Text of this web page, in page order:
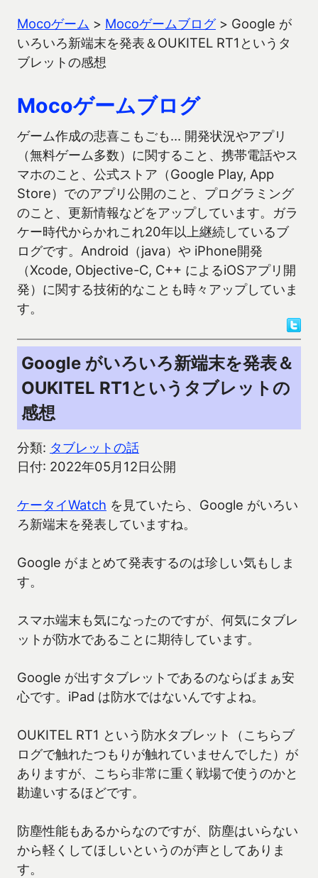
Mocoゲーム > Mocoゲームブログ> Google が
いろいろ新端末を発表＆OUKITEL RT1というタ
ブレットの感想
Mocoゲームブログ
ゲーム作成の悲喜こもごも… 開発状況やアプリ
（無料ゲーム多数）に関すること、携帯電話やス
マホのこと、公式ストア（Google Play, App
Store）でのアプリ公開のこと、プログラミング
のこと、更新情報などをアップしています。ガラ
ケー時代からかれこれ20年以上継続しているブ
ログです。Android（java）や iPhone開発
（Xcode, Objective-C, C++ によるiOSアプリ開
発）に関する技術的なことも時々アップしていま
す。
Google がいろいろ新端末を発表＆
OUKITEL RT1というタブレットの
感想
分類: タブレットの話
日付: 2022年05月12日公開
ケータイWatch を見ていたら、Google がいろい
ろ新端末を発表していますね。
Google がまとめて発表するのは珍しい気もしま
す。
スマホ端末も気になったのですが、何気にタブレ
ットが防水であることに期待しています。
Google が出すタブレットであるのならばまぁ安
心です。iPad は防水ではないんですよね。
OUKITEL RT1 という防水タブレット（こちらブ
ログで触れたつもりが触れていませんでした）が
ありますが、こちら非常に重く戦場で使うのかと
勘違いするほどです。
防塵性能もあるからなのですが、防塵はいらない
から軽くしてほしいというのが声としてありま
す。